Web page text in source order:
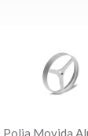
Polia Movida